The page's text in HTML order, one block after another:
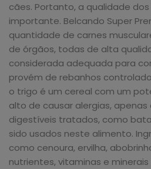
cães. Portanto, a qualidade
importante. Belcando Super
quantidade de carnes
de órgãos, todas de alta
considerada adequada para
provém de rebanhos
o trigo é um cereal com um
alto de causar alergias,
digestíveis tratados, como
sido usados neste alimento.
como cenoura, ervilha,
nutrientes, vitaminas e